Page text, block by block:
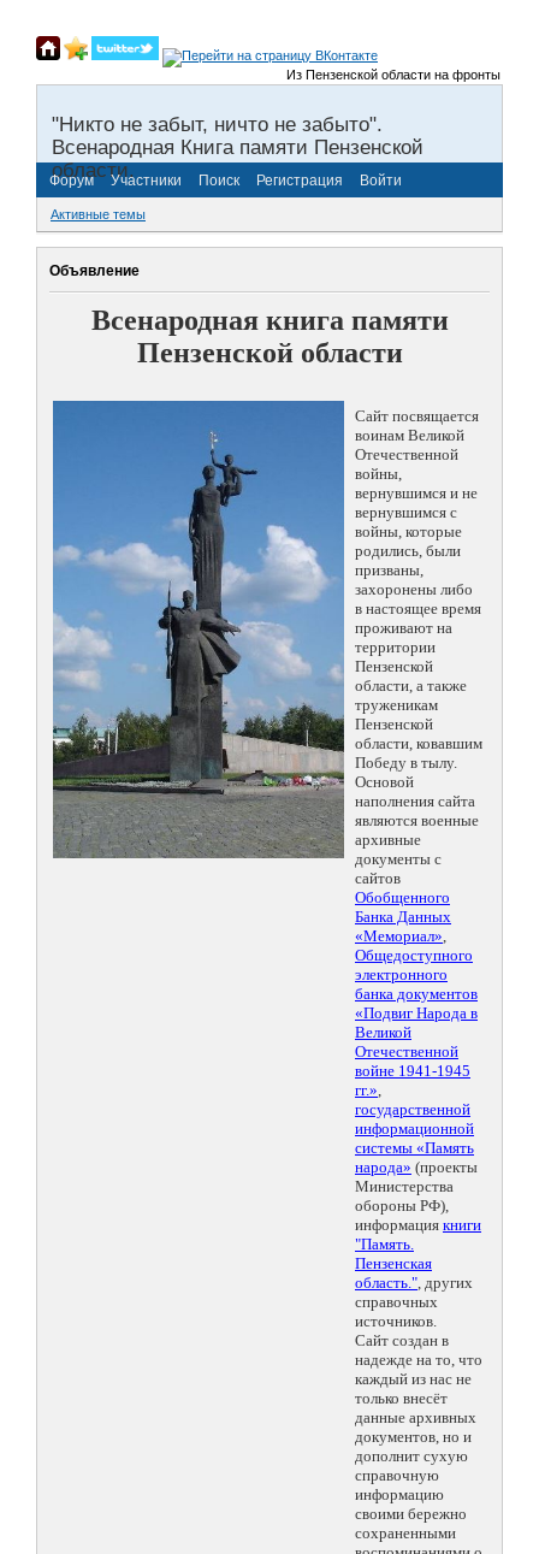
Из Пензенской области на фронты
"Никто не забыт, ничто не забыто".
Всенародная Книга памяти Пензенской
области.
Форум Участники Поиск Регистрация Войти
Активные темы
Объявление
Всенародная книга памяти
Пензенской области
Сайт посвящается
воинам Великой
Отечественной
войны,
вернувшимся и не
вернувшимся с
войны, которые
родились, были
призваны,
захоронены либо
в настоящее время
проживают на
территории
Пензенской
области, а также
труженикам
Пензенской
области, ковавшим
Победу в тылу.
Основой
наполнения сайта
являются военные
архивные
документы с
сайтов
Обобщенного
Банка Данных
«Мемориал»,
Общедоступного
электронного
банка документов
«Подвиг Народа в
Великой
Отечественной
войне 1941-1945
гг.»,
государственной
информационной
системы «Память
народа» (проекты
Министерства
обороны РФ),
информация книги
"Память.
Пензенская
область.", других
справочных
источников.
Сайт создан в
надежде на то, что
каждый из нас не
только внесёт
данные архивных
документов, но и
дополнит сухую
справочную
информацию
своими бережно
сохраненными